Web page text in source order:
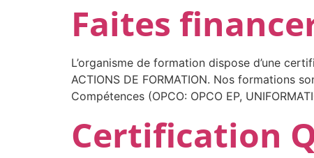
Faites
L’organisme de formation dispose d’une
ACTIONS DE FORMATION. Nos formations
Compétences (OPCO: OPCO EP,
Certification